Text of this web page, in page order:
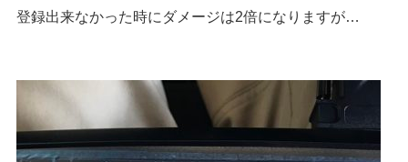
登録出来なかった時にダメージは2倍になりますが…